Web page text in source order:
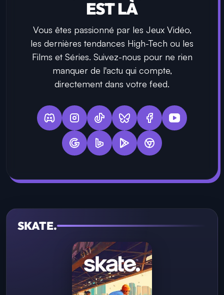
EST LÀ
Vous êtes passionné par les Jeux Vidéo,
les dernières tendances High-Tech ou les
Films et Séries. Suivez-nous pour ne rien
manquer de l'actu qui compte,
directement dans votre feed.
SKATE.